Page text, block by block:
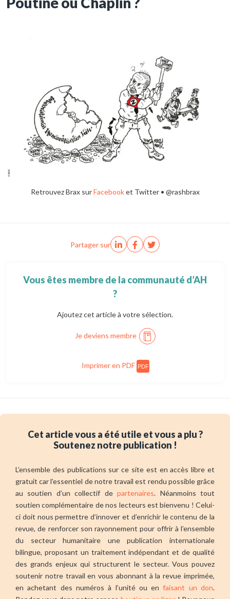
Retrouvez Brax surFacebooket Twitter • @rashbrax
Partager sur
Vous êtes membre de la communauté d’AH
?
Ajoutez cet article à votre sélection.
Je deviens membre
Imprimer en PDF PDF
Cet article vous a été utile et vous a plu ?
Soutenez notre publication !
L’ensemble des publications sur ce site est en accès libre et
gratuit car l’essentiel de notre travail est rendu possible grâce
au soutien d’un collectif departenaires. Néanmoins tout
soutien complémentaire de nos lecteurs est bienvenu ! Celui-
ci doit nous permettre d’innover et d’enrichir le contenu de la
revue, de renforcer son rayonnement pour offrir à l’ensemble
du secteur humanitaire une publication internationale
bilingue, proposant un traitement indépendant et de qualité
des grands enjeux qui structurent le secteur. Vous pouvez
soutenir notre travail en vous abonnant à la revue imprimée,
en achetant des numéros à l’unité ou enfaisant un don.